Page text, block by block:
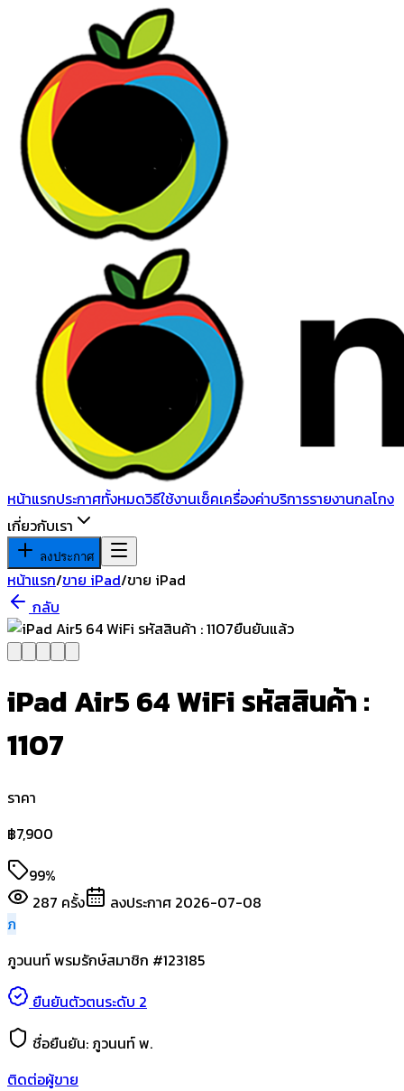
หน้าแรกประกาศทั้งหมดวิธีใช้งานเช็คเครื่องค่าบริการรายงานกลโกง
เกี่ยวกับเรา
ลงประกาศ
หน้าแรก/ขาย iPad/ขาย iPad
กลับ
ยืนยันแล้ว
iPad Air5 64 WiFi รหัสสินค้า :
1107
ราคา
฿7,900
99%
287 ครั้ง ลงประกาศ 2026-07-08
ภ
ภูวนนท์ พรมรักษ์สมาชิก #123185
ยืนยันตัวตนระดับ 2
ชื่อยืนยัน: ภูวนนท์ พ.
ติดต่อผู้ขาย